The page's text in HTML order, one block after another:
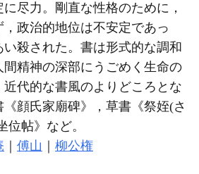
に尽力。剛直な性格のために，
政治的地位は不安定であっ
殺された。書は形式的な調和
精神の深部にうごめく生命の
代的な書風のよりどころとな
顔氏家廟碑》，草書《祭姪(さ
位帖》など。
傅山 柳公権